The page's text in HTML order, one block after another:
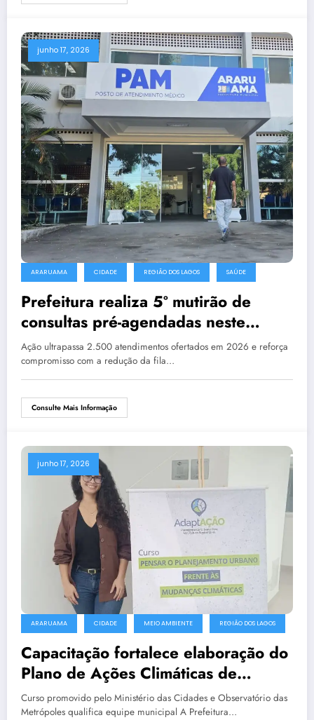
junho 17, 2026
ARARUAMA CIDADE REGIÃO DOS LAGOS SAÚDE
Prefeitura realiza 5º mutirão de
consultas pré-agendadas neste
sábado
Ação ultrapassa 2.500 atendimentos ofertados em 2026 e reforça
compromisso com a redução da fila…
Consulte Mais Informação
junho 17, 2026
ARARUAMA CIDADE MEIO AMBIENTE REGIÃO DOS LAGOS
Capacitação fortalece elaboração do
Plano de Ações Climáticas de
Araruama
Curso promovido pelo Ministério das Cidades e Observatório das
Metrópoles qualifica equipe municipal A Prefeitura…